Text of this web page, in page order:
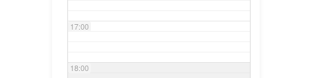
17:00
18:00